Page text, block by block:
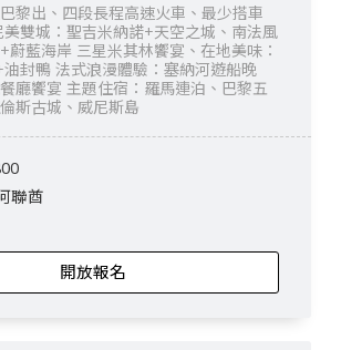
黎出、四段長程高速火車、最少搭車
雙城：聖吉米納諾+天空之城、南法風
蔚藍海岸 三星米其林饗宴、在地美味：
封鴨 法式浪漫體驗：塞納河遊船晚
廳饗宴 主題住宿：羅馬連泊、巴黎五
斯古城、威尼斯島
聯酋
開放報名